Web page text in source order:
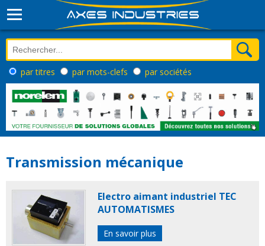
par titres par mots-clefs par sociétés
Transmission mécanique
Electro aimant industriel TEC
AUTOMATISMES
En savoir plus